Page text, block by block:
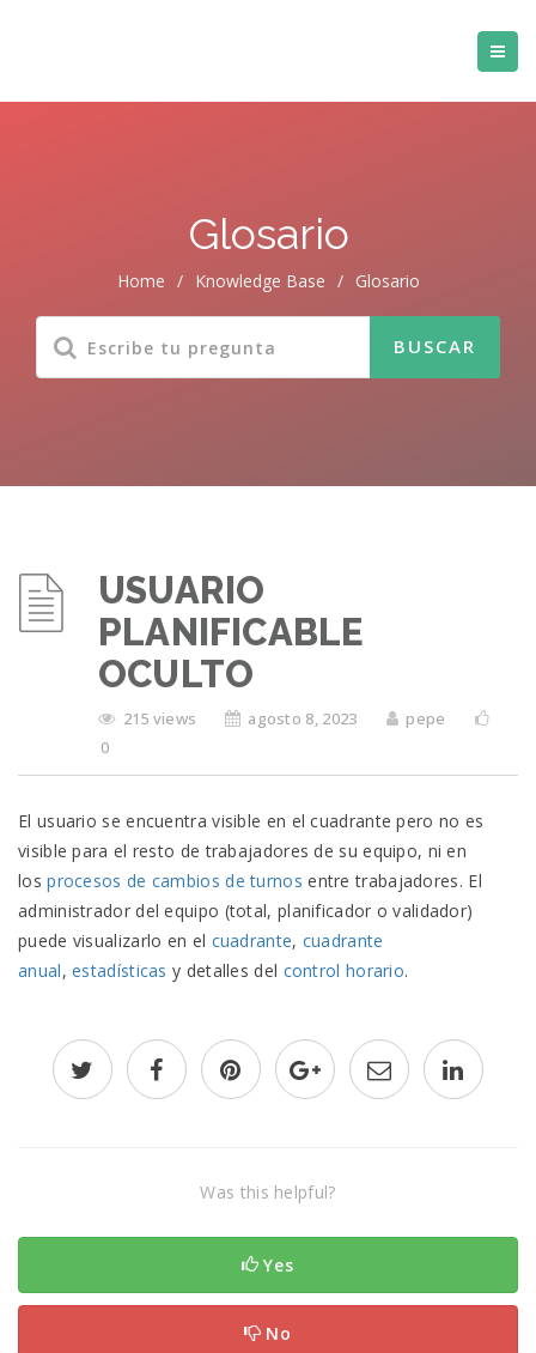
Glosario
Home / Knowledge Base / Glosario
USUARIO
PLANIFICABLE
OCULTO
215 views agosto 8, 2023
pepe
0
El usuario se encuentra visible en el cuadrante pero no es
visible para el resto de trabajadores de su equipo, ni en
losprocesos de cambios de turnos entre trabajadores. El
administrador del equipo (total, planificador o validador)
puede visualizarlo en el cuadrante, cuadrante
anual,estadísticas y detalles del control horario.
Was this helpful?
Yes
No